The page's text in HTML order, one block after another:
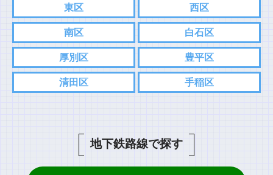
東区 西区
南区 白石区
厚別区 豊平区
清田区 手稲区
地下鉄路線で探す